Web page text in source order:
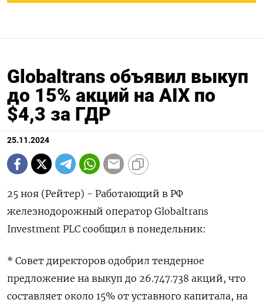
Globaltrans объявил выкуп
до 15% акций на AIX по
$4,3 за ГДР
25.11.2024
25 ноя (Рейтер) - Работающий в РФ
железнодорожный оператор Globaltrans
Investment PLC сообщил в понедельник:
* Совет директоров одобрил тендерное
предложение на выкуп до 26.747.738 акций, что
составляет около 15% от уставного капитала, на